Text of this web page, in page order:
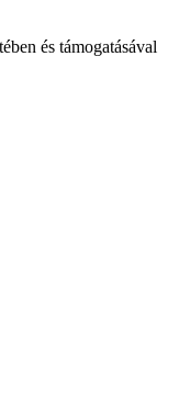
és támogatásával